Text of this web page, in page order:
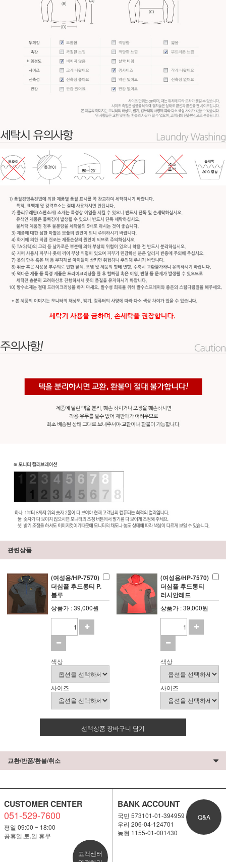
관련상품
(여성용/HP-7570)
더심플 후드롱티 P.
블루
상품가 : 39,000원
색상
사이즈
(여성용/HP-7570)
더심플 후드롱티
러시안레드
상품가 : 39,000원
색상
사이즈
선택상품 장바구니 담기
교환/반품/환불/취소
CUSTOMER CENTER
051-529-7600
평일 09:00 ~ 18:00
공휴일,토,일 휴무
고객센터
BANK ACCOUNT
국민 573101-01-394959
우리 206-04-124701
농협 1155-01-001430
Q&A